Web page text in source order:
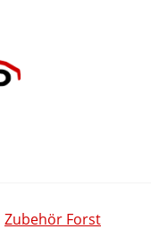
Zubehör Forst